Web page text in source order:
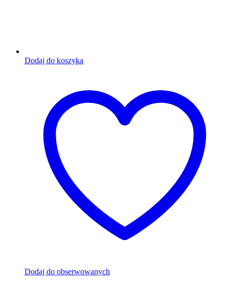
Dodaj do koszyka
Dodaj do obserwowanych